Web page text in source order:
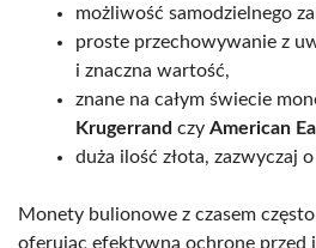
możliwość samodzielnego
proste przechowywanie z
i znaczna wartość,
znane na całym świecie
Krugerrand czy American
duża ilość złota, zazwyczaj
Monety bulionowe z czasem często
oferując efektywną ochronę przed